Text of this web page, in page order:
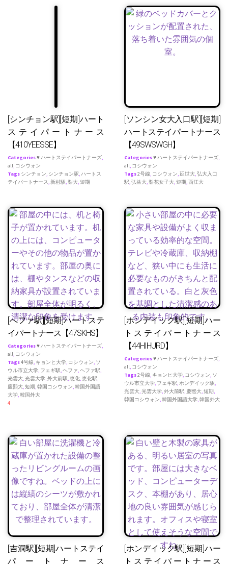
[シンチョン駅][短期]ハート
ステイパートナース
【410YEESSE】
Categories♥ ハートステイパートナーズ,
all, コシウォン
Tags シンチョン, シンチョン駅,ハートス
テイパートナース,新村駅,梨大,短期
[ソンシン女大入口駅][短期]
ハートステイパートナース
【49SWSWGH】
Categories♥ ハートステイパートナーズ,
all, コシウォン
Tags2号線, コシウォン,延世大,弘大入口
駅,弘益大,梨花女子大,短期,西江大
[へファ駅][短期]ハートステ
イパートナース【47SKHS】
Categories♥ ハートステイパートナーズ,
all, コシウォン
Tags4号線, キョンヒ大学, コシウォン, ソ
ウル市立大学, フェギ駅,ヘファ,ヘファ駅,
光雲大,光雲大学,外大前駅,恵化,恵化駅,
慶熙大,短期,韓国コシウォン,韓国外国語
大学,韓国外大
4
[ホンデイック駅][短期]ハー
トステイパートナース
【44HIHURD】
Categories♥ ハートステイパートナーズ,
all, コシウォン
Tags2号線, キョンヒ大学, コシウォン, ソ
ウル市立大学, フェギ駅,ホンデイック駅,
光雲大,光雲大学,外大前駅, 慶熙大,短期,
韓国コシウォン,韓国外国語大学,韓国外大
[吉洞駅][短期]ハートステイ
パートナース
[ホンデイック駅][短期]ハー
トステイパートナース